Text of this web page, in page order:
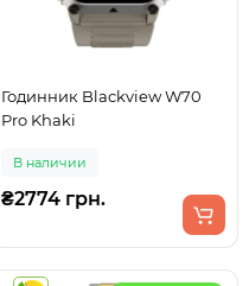
Годинник Blackview W70
Pro Khaki
В наличии
₴2774 грн.